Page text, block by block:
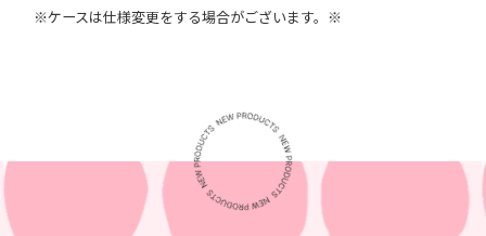
※ケースは仕様変更をする場合がございます。※